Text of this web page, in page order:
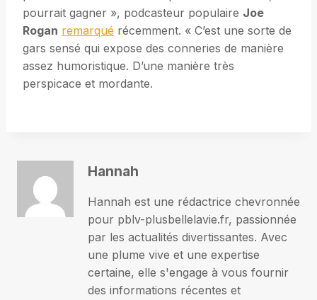
pourrait gagner », podcasteur populaire Joe
Rogan remarqué récemment. « C’est une sorte de
gars sensé qui expose des conneries de manière
assez humoristique. D’une manière très
perspicace et mordante.
Hannah
Hannah est une rédactrice chevronnée
pour pblv-plusbellelavie.fr, passionnée
par les actualités divertissantes. Avec
une plume vive et une expertise
certaine, elle s'engage à vous fournir
des informations récentes et